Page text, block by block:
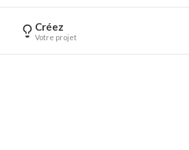
Créez
Votre projet